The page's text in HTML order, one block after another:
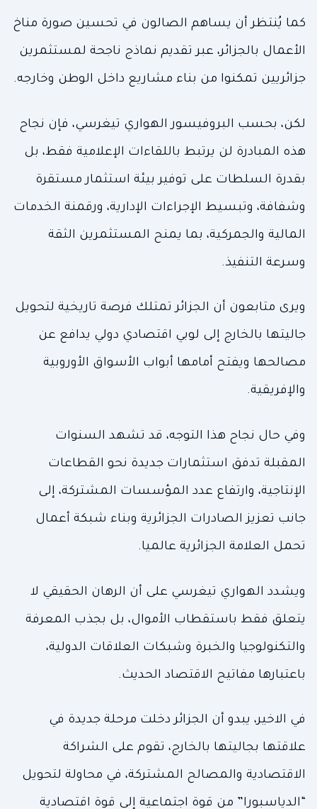
كما يُنتظر أن يساهم الصالون في تحسين صورة مناخ
الأعمال بالجزائر، عبر تقديم نماذج ناجحة لمستثمرين
جزائريين تمكنوا من بناء مشاريع داخل الوطن وخارجه.
لكن، بحسب البروفيسور الهواري تيغرسي، فإن نجاح
هذه المبادرة لن يرتبط باللقاءات الإعلامية فقط، بل
بقدرة السلطات على توفير بيئة استثمار مستقرة
وشفافة، وتبسيط الإجراءات الإدارية، ورقمنة الخدمات
المالية والجمركية، بما يمنح المستثمرين الثقة
وسرعة التنفيذ.
ويرى متابعون أن الجزائر تمتلك فرصة تاريخية لتحويل
جاليتها بالخارج إلى لوبي اقتصادي دولي يدافع عن
مصالحها ويفتح أمامها أبواب الأسواق الأوروبية
والإفريقية.
وفي حال نجاح هذا التوجه، قد تشهد السنوات
المقبلة تدفق استثمارات جديدة نحو القطاعات
الإنتاجية، وارتفاع عدد المؤسسات المشتركة، إلى
جانب تعزيز الصادرات الجزائرية وبناء شبكة أعمال
تحمل العلامة الجزائرية عالميا.
ويشدد الهواري تيغرسي على أن الرهان الحقيقي لا
يتعلق فقط باستقطاب الأموال، بل بجذب المعرفة
والتكنولوجيا والخبرة وشبكات العلاقات الدولية،
باعتبارها مفاتيح الاقتصاد الحديث.
في الاخير، يبدو أن الجزائر دخلت مرحلة جديدة في
علاقتها بجاليتها بالخارج، تقوم على الشراكة
الاقتصادية والمصالح المشتركة، في محاولة لتحويل
“الدياسبورا” من قوة اجتماعية إلى قوة اقتصادية